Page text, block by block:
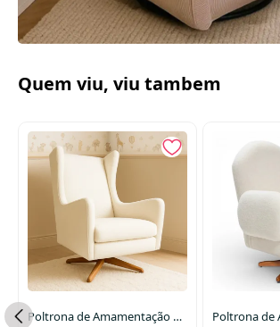
Quem viu, viu tambem
Poltrona de Amamentação Fox Giro e Balanço com Pés de Madeira Tecido Bouclê